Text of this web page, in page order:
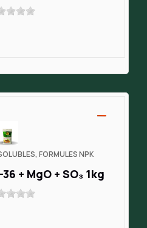
FORMULES NPK
+ MgO + SO₃ 1kg